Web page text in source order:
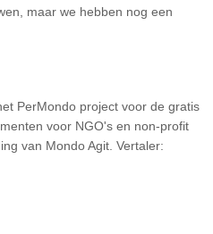
maar we hebben nog een
PerMondo project voor de gratis
voor NGO's en non-profit
van Mondo Agit. Vertaler: